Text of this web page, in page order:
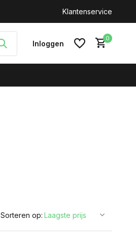
Klantenservice
Inloggen
0
Sorteren op: